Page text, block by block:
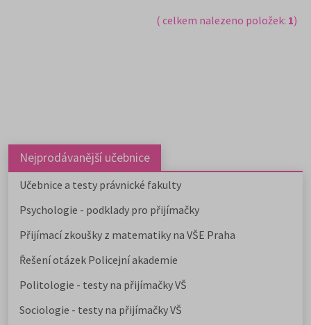
( celkem nalezeno položek: 1)
Nejprodávanější učebnice
Učebnice a testy právnické fakulty
Psychologie - podklady pro přijímačky
Přijímací zkoušky z matematiky na VŠE Praha
Řešení otázek Policejní akademie
Politologie - testy na přijímačky VŠ
Sociologie - testy na přijímačky VŠ